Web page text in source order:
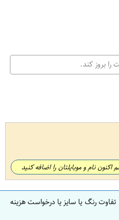
را بروز کند.
اکنون نام و موبایلتان را اضافه کنید
رنگ یا سایز یا درخواست هزینه